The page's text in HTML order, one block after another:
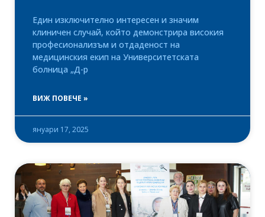
Един изключително интересен и значим
клиничен случай, който демонстрира високия
професионализъм и отдаденост на
медицинския екип на Университетската
болница „Д-р
ВИЖ ПОВЕЧЕ »
януари 17, 2025